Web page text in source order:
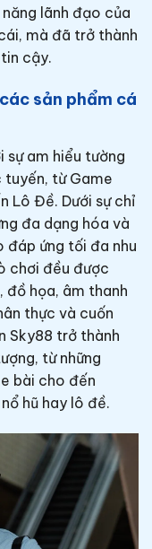
lãnh đạo của
mà đã trở thành
cậy.
sản phẩm cá
sự am hiểu tường
từ Game
Lô Đề. Dưới sự chỉ
đa dạng hóa và
ứng tối đa nhu
chơi đều được
đồ họa, âm thanh
thực và cuốn
Sky88 trở thành
từ những
bài cho đến
hũ hay lô đề.